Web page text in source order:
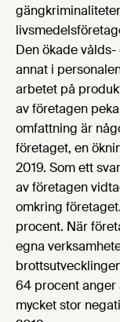
Den ökade
annat i
arbetet på
av företagen
omfattning är
företaget, en
2019. Som ett
av företagen
omkring
procent. När
egna
64 procent anger
mycket stor